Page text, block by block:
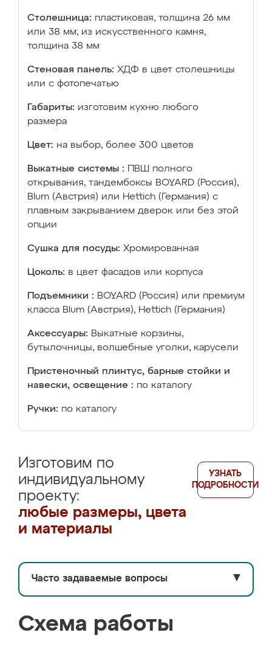
Столешница: пластиковая, толщина 26 мм
или 38 мм; из искусственного камня,
толщина 38 мм
Стеновая панель: ХДФ в цвет столешницы
или с фотопечатью
Габариты: изготовим кухню любого
размера
Цвет: на выбор, более 300 цветов
Выкатные системы :
ПВШ полного
открывания, тандембоксы BOYARD (Россия),
Blum (Австрия) или Hettich (Германия) с
плавным закрыванием дверок или без этой
опции
Сушка для посуды: Хромированная
Цоколь: в цвет фасадов или корпуса
Подъемники : BOYARD (Россия) или премиум
класса Blum (Австрия), Hettich (Германия)
Аксессуары: Выкатные корзины,
бутылочницы, волшебные уголки, карусели
Пристеночный плинтус, барные стойки и
навески, освещение : по каталогу
Ручки: по каталогу
Изготовим по
индивидуальному
проекту:
любые размеры, цвета
и материалы
УЗНАТЬ
ПОДРОБНОСТИ
Часто задаваемые вопросы ▼
Схема работы